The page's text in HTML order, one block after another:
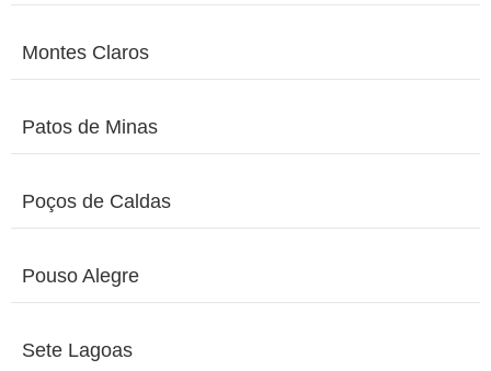
Montes Claros
Patos de Minas
Poços de Caldas
Pouso Alegre
Sete Lagoas